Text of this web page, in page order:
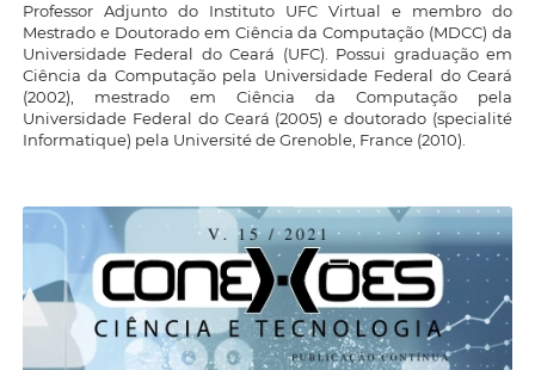
Professor Adjunto do Instituto UFC Virtual e membro do
Mestrado e Doutorado em Ciência da Computação (MDCC) da
Universidade Federal do Ceará (UFC). Possui graduação em
Ciência da Computação pela Universidade Federal do Ceará
(2002), mestrado em Ciência da Computação pela
Universidade Federal do Ceará (2005) e doutorado (specialité
Informatique) pela Université de Grenoble, France (2010).